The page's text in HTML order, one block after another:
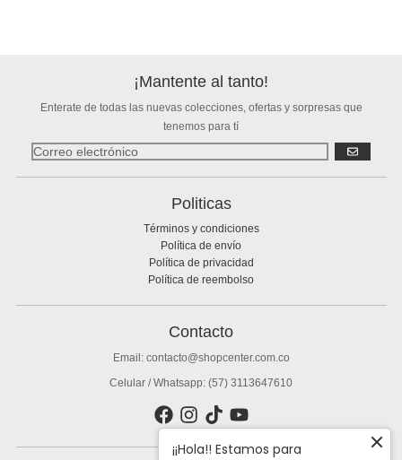
¡Mantente al tanto!
Enterate de todas las nuevas colecciones, ofertas y sorpresas que
tenemos para tí
Politicas
Términos y condiciones
Política de envío
Política de privacidad
Política de reembolso
Contacto
Email: contacto@shopcenter.com.co
Celular / Whatsapp: (57) 3113647610
¡¡Hola!! Estamos para